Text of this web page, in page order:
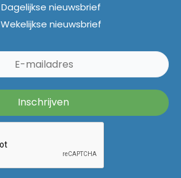
Dagelijkse nieuwsbrief
Wekelijkse nieuwsbrief